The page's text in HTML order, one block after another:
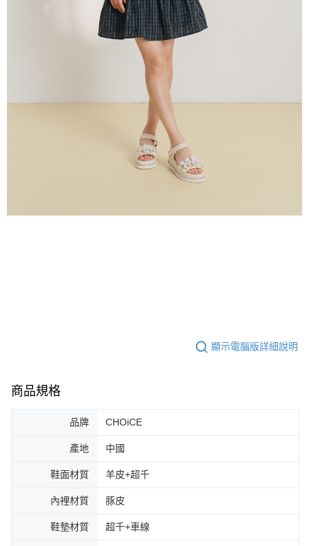
顯示電腦版詳細說明
商品規格
品牌 CHOiCE
產地 中國
鞋面材質 羊皮+超千
內裡材質 豚皮
鞋墊材質 超千+車線